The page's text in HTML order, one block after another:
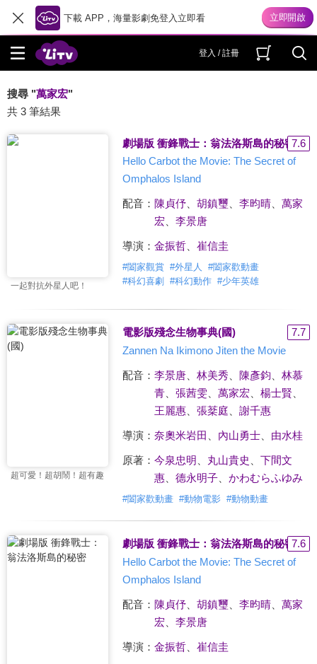
下載 APP，海量影劇免登入立即看
登入 / 註冊
搜尋 "萬家宏"
共 3 筆結果
一起對抗外星人吧！
劇場版 衝鋒戰士：翁法洛斯島的秘密7.6
Hello Carbot the Movie: The Secret of
Omphalos Island
配音： 陳貞伃、 胡鎮璽、 李昀晴、 萬家
宏
李景唐
導演： 金振哲、 崔信圭
#闔家觀賞 #外星人 #闔家歡動畫
#科幻喜劇 #科幻動作 #少年英雄
超可愛！超胡鬧！超有趣
電影版殘念生物事典(國)
7.7
Zannen Na Ikimono Jiten the Movie
配音： 李景唐、 林美秀 陳彥鈞
林慕
青、 張茜雯、 萬家宏 楊士賢
王麗惠、 張棻庭 謝千惠
導演： 奈奧米岩田 內山勇士、 由水桂
原著： 今泉忠明 丸山貴史
下間文
惠、 德永明子、 かわむらふゆみ
#闔家歡動畫 #動物電影 #動物動畫
劇場版 衝鋒戰士：翁法洛斯島的秘密7.6
Hello Carbot the Movie: The Secret of
Omphalos Island
配音： 陳貞伃、 胡鎮璽、 李昀晴、 萬家
宏
李景唐
導演： 金振哲、 崔信圭